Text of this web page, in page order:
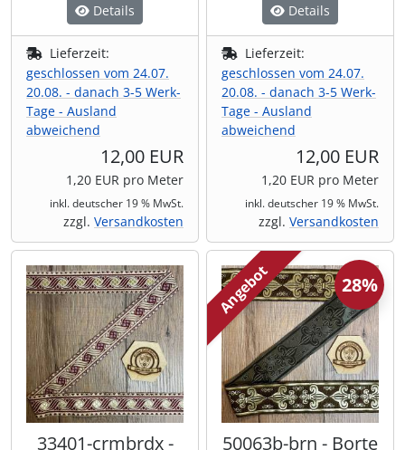
Details
Lieferzeit:
geschlossen vom 24.07.
20.08. - danach 3-5 Werk-
Tage - Ausland
abweichend
12,00 EUR
1,20 EUR pro Meter
inkl. deutscher 19 % MwSt.
zzgl. Versandkosten
Details
Lieferzeit:
geschlossen vom 24.07.
20.08. - danach 3-5 Werk-
Tage - Ausland
abweichend
12,00 EUR
1,20 EUR pro Meter
inkl. deutscher 19 % MwSt.
zzgl. Versandkosten
33401-crmbrdx -
Angebot
50063b-brn - Borte
28%